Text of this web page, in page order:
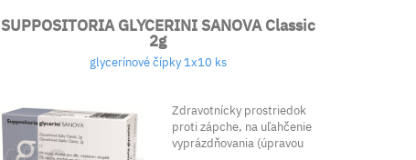
SUPPOSITORIA GLYCERINI SANOVA Classic
2g
glycerínové čípky 1x10 ks
Zdravotnícky prostriedok
proti zápche, na uľahčenie
vyprázdňovania (úpravou